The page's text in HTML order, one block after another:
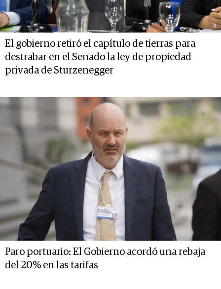
El gobierno retiró el capítulo de tierras para
destrabar en el Senado la ley de propiedad
privada de Sturzenegger
Paro portuario: El Gobierno acordó una rebaja
del 20% en las tarifas